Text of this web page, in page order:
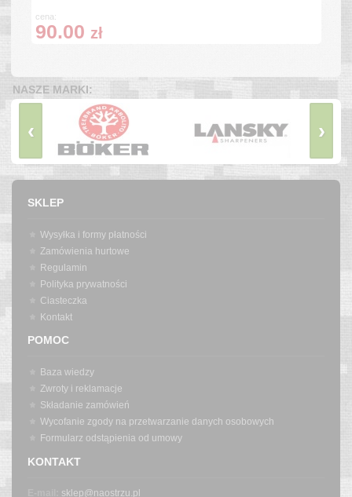
cena:
90.00 zł
NASZE MARKI:
‹ ›
SKLEP
Wysyłka i formy płatności
Zamówienia hurtowe
Regulamin
Polityka prywatności
Ciasteczka
Kontakt
POMOC
Baza wiedzy
Zwroty i reklamacje
Składanie zamówień
Wycofanie zgody na przetwarzanie danych osobowych
Formularz odstąpienia od umowy
KONTAKT
sklep@naostrzu.pl